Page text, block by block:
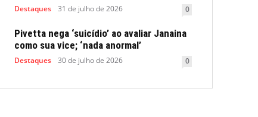
Destaques 31 de julho de 2026 0
Pivetta nega ‘suicídio’ ao avaliar Janaina
como sua vice; ‘nada anormal’
Destaques 30 de julho de 2026 0